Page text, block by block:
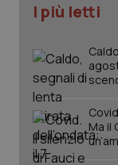
I più letti
Ma il